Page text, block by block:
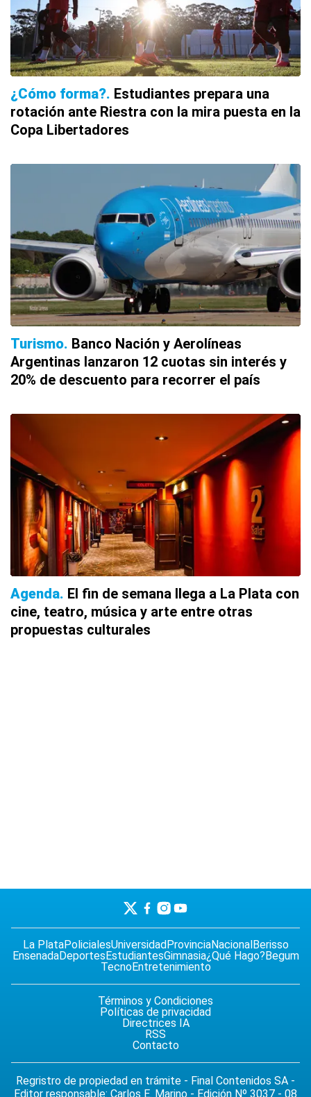
¿Cómo forma? Estudiantes prepara una
rotación ante Riestra con la mira puesta en la
Copa Libertadores
Turismo Banco Nación y Aerolíneas
Argentinas lanzaron 12 cuotas sin interés y
20% de descuento para recorrer el país
Agenda El fin de semana llega a La Plata con
cine, teatro, música y arte entre otras
propuestas culturales
La PlataPolicialesUniversidad ProvinciaNacional Berisso
EnsenadaDeportes EstudiantesGimnasia¿Qué Hago? Begum
TecnoEntretenimiento
Términos y Condiciones
Políticas de privacidad
Directrices IA
RSS
Contacto
Regristro de propiedad en trámite - Final Contenidos SA -
Editor responsable: Carlos E. Marino - Edición Nº 3037 - 08